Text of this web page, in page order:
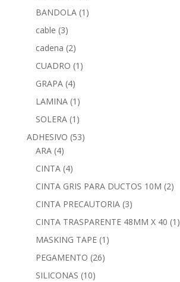
BANDOLA (1)
cable (3)
cadena (2)
CUADRO (1)
GRAPA (4)
LAMINA (1)
SOLERA (1)
ADHESIVO (53)
ARA (4)
CINTA (4)
CINTA GRIS PARA DUCTOS 10M (2)
CINTA PRECAUTORIA (3)
CINTA TRASPARENTE 48MM X 40 (1)
MASKING TAPE (1)
PEGAMENTO (26)
SILICONAS (10)